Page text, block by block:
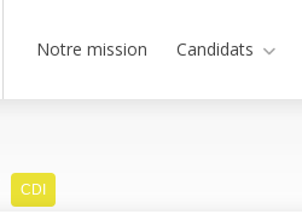
Notre mission Candidats
CDI